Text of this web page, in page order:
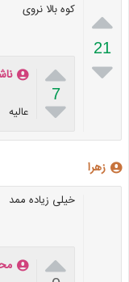

21

کوه بالا نروی

7
 عالیه
زهرا
خیلی زیاده ممد
